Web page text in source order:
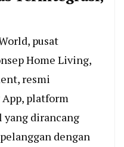
pusat
Home Living,
resmi
platform
dirancang
dengan